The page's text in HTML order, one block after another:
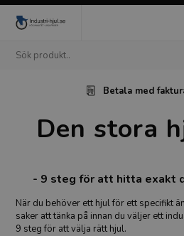
Betala med
Den stora
- 9 steg för att hitta exakt
När du behöver ett hjul för ett specifikt
saker att tänka på innan du väljer ett
9 steg för att välja rätt hjul.